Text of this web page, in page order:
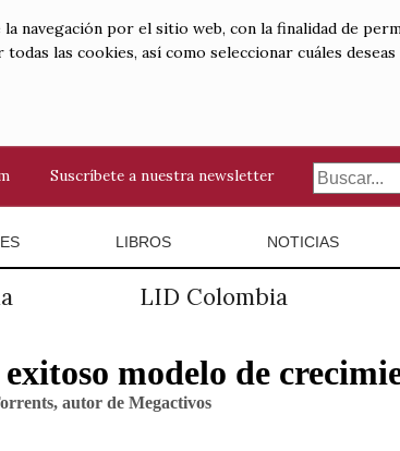
navegación por el sitio web, con la finalidad de
las cookies, así como seleccionar cuáles
Suscríbete a nuestra newsletter
LIBROS NOTICIAS
LID Colombia
exitoso modelo de
autor de Megactivos